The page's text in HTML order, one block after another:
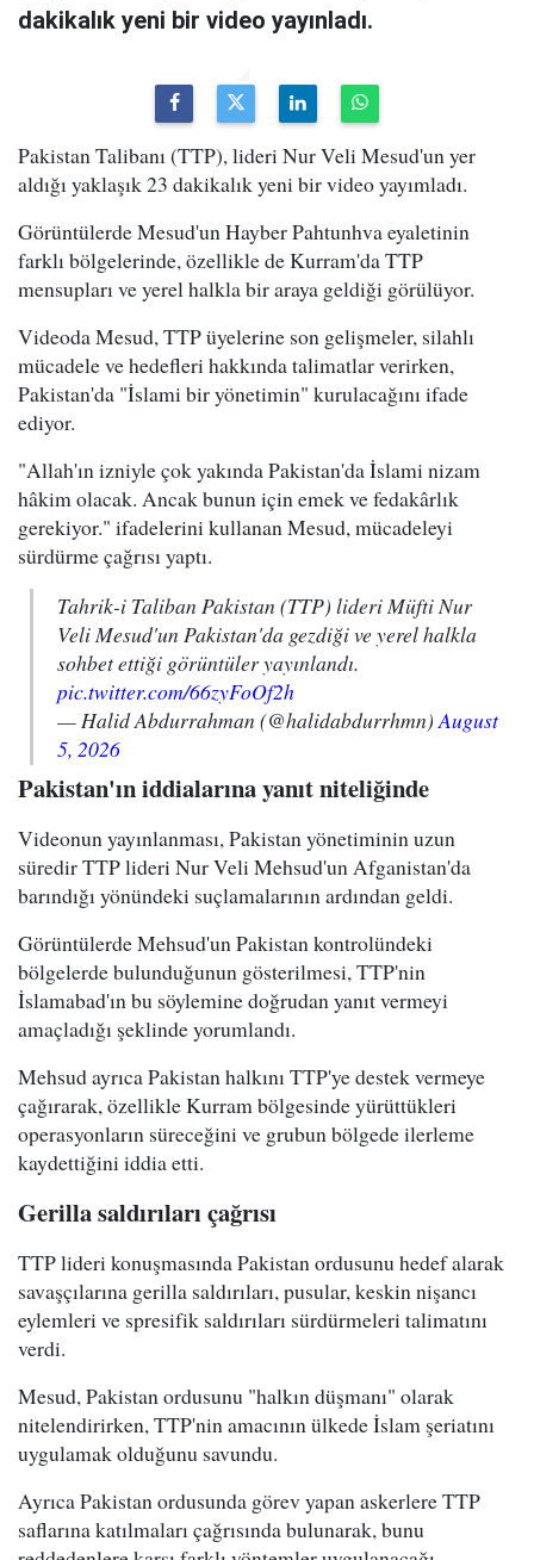
dakikalık yeni bir video yayınladı.
Pakistan Talibanı (TTP), lideri Nur Veli Mesud'un yer
aldığı yaklaşık 23 dakikalık yeni bir video yayımladı.
Görüntülerde Mesud'un Hayber Pahtunhva eyaletinin
farklı bölgelerinde, özellikle de Kurram'da TTP
mensupları ve yerel halkla bir araya geldiği görülüyor.
Videoda Mesud, TTP üyelerine son gelişmeler, silahlı
mücadele ve hedefleri hakkında talimatlar verirken,
Pakistan'da "İslami bir yönetimin" kurulacağını ifade
ediyor.
"Allah'ın izniyle çok yakında Pakistan'da İslami nizam
hâkim olacak. Ancak bunun için emek ve fedakârlık
gerekiyor." ifadelerini kullanan Mesud, mücadeleyi
sürdürme çağrısı yaptı.
Tahrik-i Taliban Pakistan (TTP) lideri Müfti Nur
Veli Mesud'un Pakistan'da gezdiği ve yerel halkla
sohbet ettiği görüntüler yayınlandı.
pic.twitter.com/66zyFoOf2h
— Halid Abdurrahman (@halidabdurrhmn) August
5, 2026
Pakistan'ın iddialarına yanıt niteliğinde
Videonun yayınlanması, Pakistan yönetiminin uzun
süredir TTP lideri Nur Veli Mehsud'un Afganistan'da
barındığı yönündeki suçlamalarının ardından geldi.
Görüntülerde Mehsud'un Pakistan kontrolündeki
bölgelerde bulunduğunun gösterilmesi, TTP'nin
İslamabad'ın bu söylemine doğrudan yanıt vermeyi
amaçladığı şeklinde yorumlandı.
Mehsud ayrıca Pakistan halkını TTP'ye destek vermeye
çağırarak, özellikle Kurram bölgesinde yürüttükleri
operasyonların süreceğini ve grubun bölgede ilerleme
kaydettiğini iddia etti.
Gerilla saldırıları çağrısı
TTP lideri konuşmasında Pakistan ordusunu hedef alarak
savaşçılarına gerilla saldırıları, pusular, keskin nişancı
eylemleri ve spresifik saldırıları sürdürmeleri talimatını
verdi.
Mesud, Pakistan ordusunu "halkın düşmanı" olarak
nitelendirirken, TTP'nin amacının ülkede İslam şeriatını
uygulamak olduğunu savundu.
Ayrıca Pakistan ordusunda görev yapan askerlere TTP
saflarına katılmaları çağrısında bulunarak, bunu